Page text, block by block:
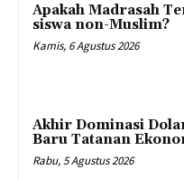
Apakah Madrasah
siswa non-Muslim?
Kamis, 6 Agustus 2026
Akhir Dominasi
Baru Tatanan
Rabu, 5 Agustus 2026